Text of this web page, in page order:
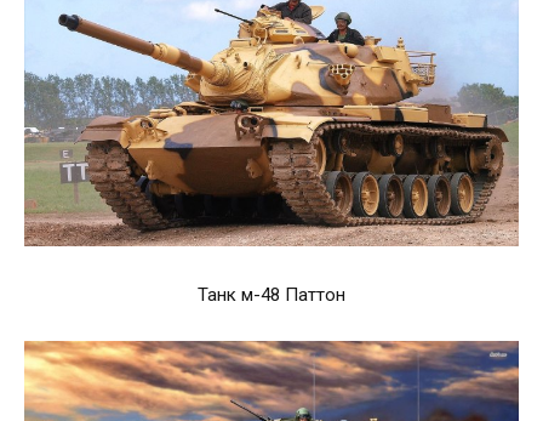
Танк м-48 Паттон